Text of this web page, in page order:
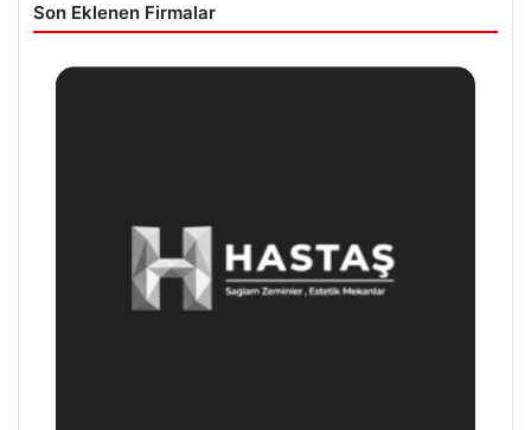
Son Eklenen Firmalar